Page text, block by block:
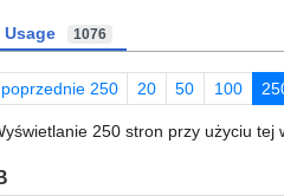
Usage 1076
poprzednie 250 20 50 100
250 stron przy użyciu tej